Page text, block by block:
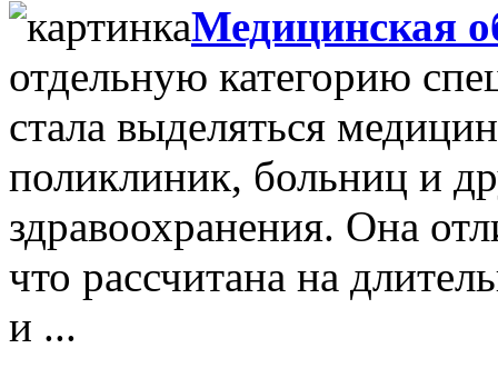
Медицинская
отдельную категорию
стала выделяться
поликлиник, больниц и
здравоохранения. Она
что рассчитана на
и ...